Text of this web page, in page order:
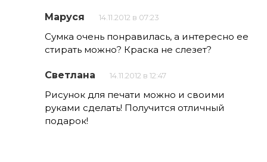
Маруся 14.11.2012 в 07:23
Сумка очень понравилась, а интересно ее
стирать можно? Краска не слезет?
Светлана 14.11.2012 в 12:47
Рисунок для печати можно и своими
руками сделать! Получится отличный
подарок!